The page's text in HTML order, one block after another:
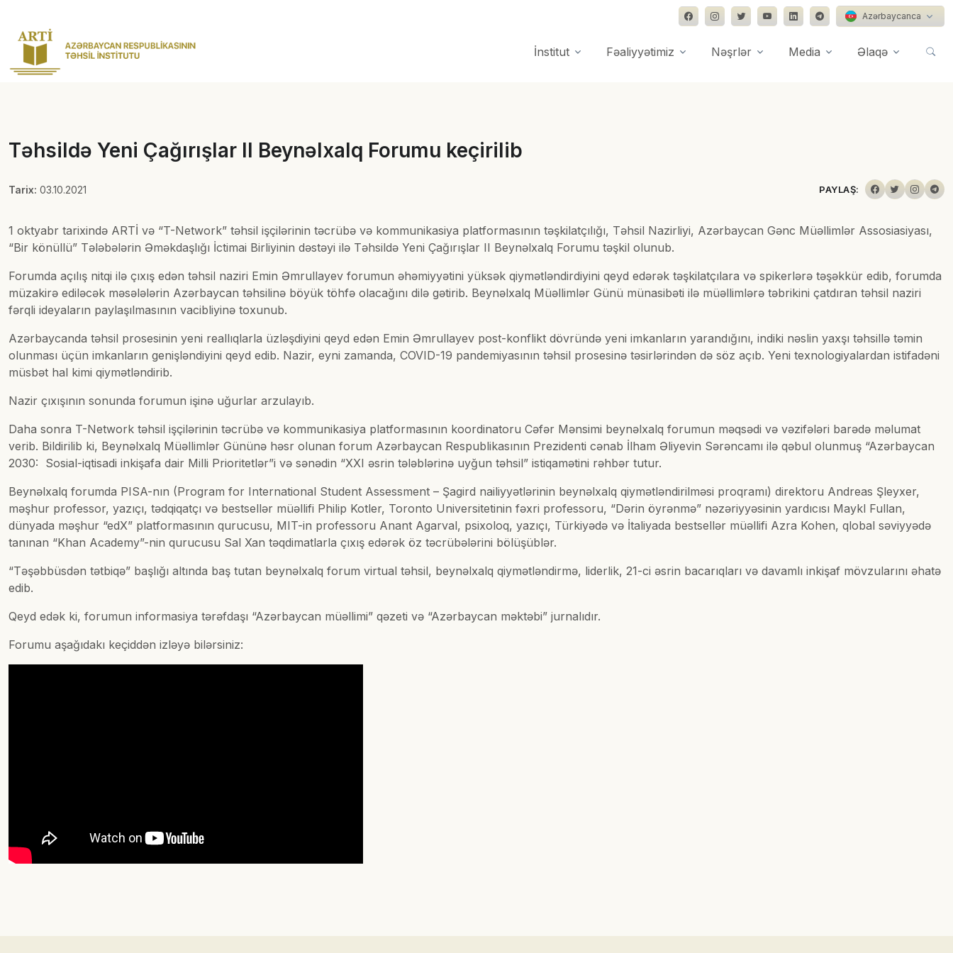
Azərbaycanca
İnstitut Fəaliyyətimiz Nəşrlər Media Əlaqə
Təhsildə Yeni Çağırışlar II Beynəlxalq Forumu keçirilib
Tarix: 03.10.2021 PAYLAŞ:
1 oktyabr tarixində ARTİ və “T-Network” təhsil işçilərinin təcrübə və kommunikasiya platformasının təşkilatçılığı, Təhsil Nazirliyi, Azərbaycan Gənc Müəllimlər Assosiasiyası,
“Bir könüllü” Tələbələrin Əməkdaşlığı İctimai Birliyinin dəstəyi ilə Təhsildə Yeni Çağırışlar II Beynəlxalq Forumu təşkil olunub.
Forumda açılış nitqi ilə çıxış edən təhsil naziri Emin Əmrullayev forumun əhəmiyyətini yüksək qiymətləndirdiyini qeyd edərək təşkilatçılara və spikerlərə təşəkkür edib, forumda
müzakirə ediləcək məsələlərin Azərbaycan təhsilinə böyük töhfə olacağını dilə gətirib. Beynəlxalq Müəllimlər Günü münasibəti ilə müəllimlərə təbrikini çatdıran təhsil naziri
fərqli ideyaların paylaşılmasının vacibliyinə toxunub.
Azərbaycanda təhsil prosesinin yeni reallıqlarla üzləşdiyini qeyd edən Emin Əmrullayev post-konflikt dövründə yeni imkanların yarandığını, indiki nəslin yaxşı təhsillə təmin
olunması üçün imkanların genişləndiyini qeyd edib. Nazir, eyni zamanda, COVID-19 pandemiyasının təhsil prosesinə təsirlərindən də söz açıb. Yeni texnologiyalardan istifadəni
müsbət hal kimi qiymətləndirib.
Nazir çıxışının sonunda forumun işinə uğurlar arzulayıb.
Daha sonra T-Network təhsil işçilərinin təcrübə və kommunikasiya platformasının koordinatoru Cəfər Mənsimi beynəlxalq forumun məqsədi və vəzifələri barədə məlumat
verib. Bildirilib ki, Beynəlxalq Müəllimlər Gününə həsr olunan forum Azərbaycan Respublikasının Prezidenti cənab İlham Əliyevin Sərəncamı ilə qəbul olunmuş “Azərbaycan
2030: Sosial-iqtisadi inkişafa dair Milli Prioritetlər”i və sənədin “XXI əsrin tələblərinə uyğun təhsil” istiqamətini rəhbər tutur.
Beynəlxalq forumda PISA-nın (Program for International Student Assessment – Şagird nailiyyətlərinin beynəlxalq qiymətləndirilməsi proqramı) direktoru Andreas Şleyxer,
məşhur professor, yazıçı, tədqiqatçı və bestsellər müəllifi Philip Kotler, Toronto Universitetinin fəxri professoru, “Dərin öyrənmə” nəzəriyyəsinin yardıcısı Maykl Fullan,
dünyada məşhur “edX” platformasının qurucusu, MIT-in professoru Anant Agarval, psixoloq, yazıçı, Türkiyədə və İtaliyada bestsellər müəllifi Azra Kohen, qlobal səviyyədə
tanınan “Khan Academy”-nin qurucusu Sal Xan təqdimatlarla çıxış edərək öz təcrübələrini bölüşüblər.
“Təşəbbüsdən tətbiqə” başlığı altında baş tutan beynəlxalq forum virtual təhsil, beynəlxalq qiymətləndirmə, liderlik, 21-ci əsrin bacarıqları və davamlı inkişaf mövzularını əhatə
edib.
Qeyd edək ki, forumun informasiya tərəfdaşı “Azərbaycan müəllimi” qəzeti və “Azərbaycan məktəbi” jurnalıdır.
Forumu aşağıdakı keçiddən izləyə bilərsiniz: